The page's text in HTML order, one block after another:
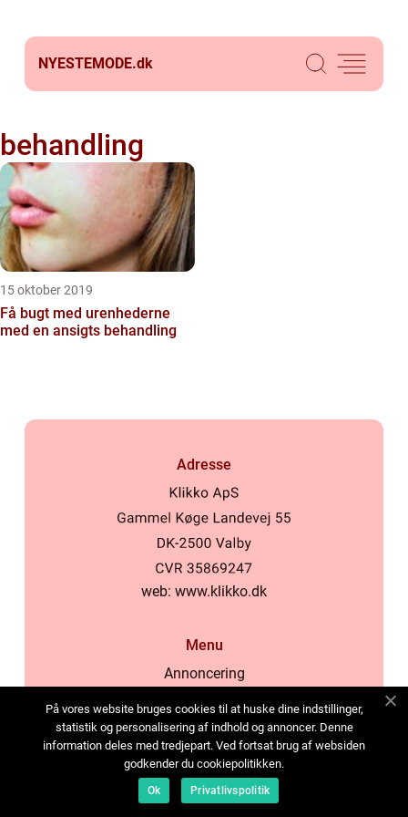
NYESTEMODE.dk
behandling
15 oktober 2019
Få bugt med urenhederne
med en ansigts behandling
Adresse
web: www.klikko.dk
Menu
Annoncering
Cookies
Kontakt os
Sitemap
På vores website bruges cookies til at huske dine indstillinger,
statistik og personalisering af indhold og annoncer. Denne
information deles med tredjepart. Ved fortsat brug af websiden
godkender du cookiepolitikken.
Ok Privatlivspolitik